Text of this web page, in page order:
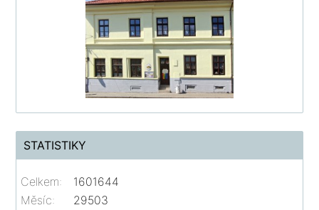
STATISTIKY
Celkem:
1601644
Měsíc:
29503